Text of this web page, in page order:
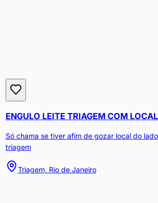
ENGULO LEITE TRIAGEM COM LOCAL
Só chama se tiver afim de gozar local do
triagem
Triagem, Rio de Janeiro